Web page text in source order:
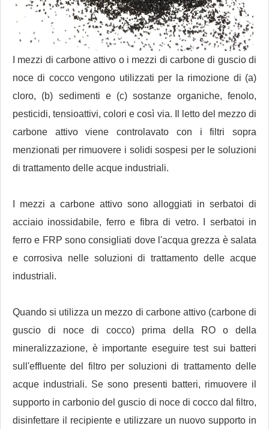
I mezzi di carbone attivo o i mezzi di carbone di guscio di
noce di cocco vengono utilizzati per la rimozione di (a)
cloro, (b) sedimenti e (c) sostanze organiche, fenolo,
pesticidi, tensioattivi, colori e così via. Il letto del mezzo di
carbone attivo viene controlavato con i filtri sopra
menzionati per rimuovere i solidi sospesi per le soluzioni
di trattamento delle acque industriali.
I mezzi a carbone attivo sono alloggiati in serbatoi di
acciaio inossidabile, ferro e fibra di vetro. I serbatoi in
ferro e FRP sono consigliati dove l'acqua grezza è salata
e corrosiva nelle soluzioni di trattamento delle acque
industriali.
Quando si utilizza un mezzo di carbone attivo (carbone di
guscio di noce di cocco) prima della RO o della
mineralizzazione, è importante eseguire test sui batteri
sull'effluente del filtro per soluzioni di trattamento delle
acque industriali. Se sono presenti batteri, rimuovere il
supporto in carbonio del guscio di noce di cocco dal filtro,
disinfettare il recipiente e utilizzare un nuovo supporto in